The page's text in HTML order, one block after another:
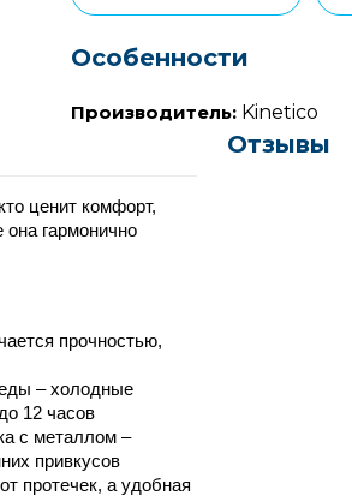
Особенности
Производитель: Kinetico
ценит комфорт,
она гармонично
прочностью,
– холодные
12 часов
с металлом –
привкусов
протечек, а удобная
Отзывы